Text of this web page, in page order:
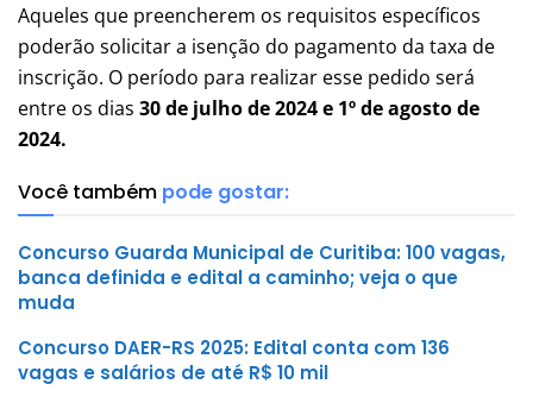
Aqueles que preencherem os requisitos específicos
poderão solicitar a isenção do pagamento da taxa de
inscrição. O período para realizar esse pedido será
entre os dias 30 de julho de 2024 e 1º de agosto de
2024.
Você também pode gostar:
Concurso Guarda Municipal de Curitiba: 100 vagas,
banca definida e edital a caminho; veja o que
muda
Concurso DAER-RS 2025: Edital conta com 136
vagas e salários de até R$ 10 mil